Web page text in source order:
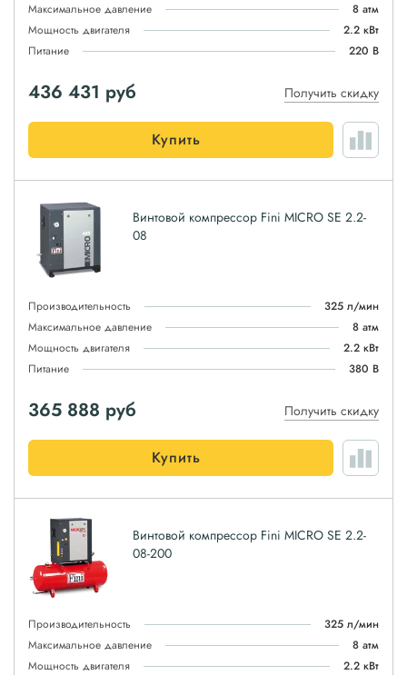
Максимальное давление
8 атм
Мощность двигателя
2.2 кВт
Питание
220 В
436 431 руб Получить скидку
Купить
Винтовой компрессор Fini MICRO SE 2.2-
08
Производительность
325 л/мин
Максимальное давление
8 атм
Мощность двигателя
2.2 кВт
Питание
380 В
365 888 руб Получить скидку
Купить
Винтовой компрессор Fini MICRO SE 2.2-
08-200
Производительность
325 л/мин
Максимальное давление
8 атм
Мощность двигателя
2.2 кВт